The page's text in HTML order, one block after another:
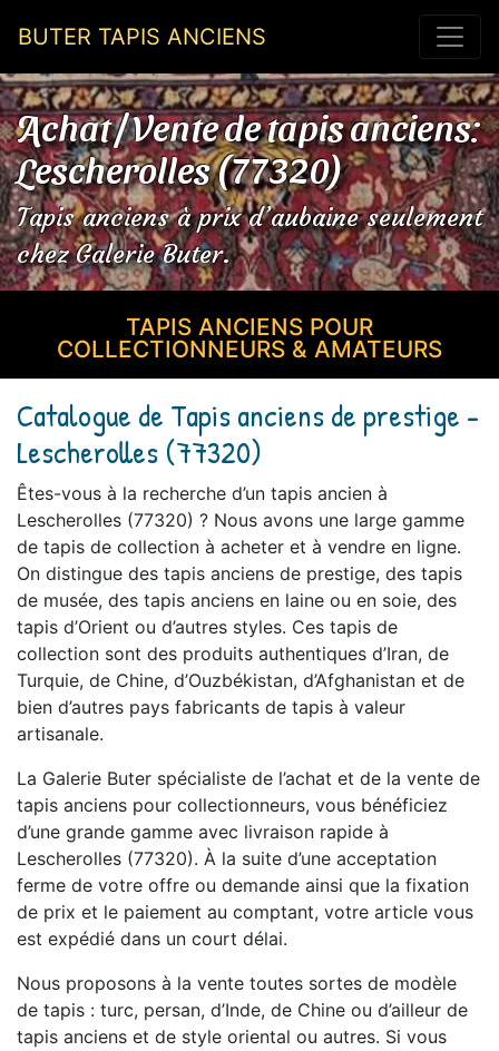
BUTER TAPIS ANCIENS
Achat / Vente de tapis anciens:
Lescherolles (77320)
Tapis anciens à prix d’aubaine seulement
chez Galerie Buter.
TAPIS ANCIENS POUR
COLLECTIONNEURS & AMATEURS
Catalogue de Tapis anciens de prestige -
Lescherolles (77320)
Êtes-vous à la recherche d’un tapis ancien à
Lescherolles (77320) ? Nous avons une large gamme
de tapis de collection à acheter et à vendre en ligne.
On distingue des tapis anciens de prestige, des tapis
de musée, des tapis anciens en laine ou en soie, des
tapis d’Orient ou d’autres styles. Ces tapis de
collection sont des produits authentiques d’Iran, de
Turquie, de Chine, d’Ouzbékistan, d’Afghanistan et de
bien d’autres pays fabricants de tapis à valeur
artisanale.
La Galerie Buter spécialiste de l’achat et de la vente de
tapis anciens pour collectionneurs, vous bénéficiez
d’une grande gamme avec livraison rapide à
Lescherolles (77320). À la suite d’une acceptation
ferme de votre offre ou demande ainsi que la fixation
de prix et le paiement au comptant, votre article vous
est expédié dans un court délai.
Nous proposons à la vente toutes sortes de modèle
de tapis : turc, persan, d’Inde, de Chine ou d’ailleur de
tapis anciens et de style oriental ou autres. Si vous